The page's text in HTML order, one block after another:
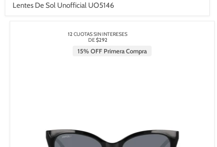
Lentes De Sol Unofficial UO5146
12 CUOTAS SIN INTERESES
DE$292
15% OFF Primera Compra